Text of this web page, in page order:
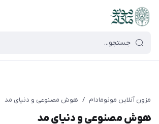
verification=UkFKasNatN7FPdBOwdojHjkgfDasi-
9oGygsJEdAZik
مزون آنلاین مونومادام / هوش مصنوعی و دنیای مد
هوش مصنوعی و دنیای مد